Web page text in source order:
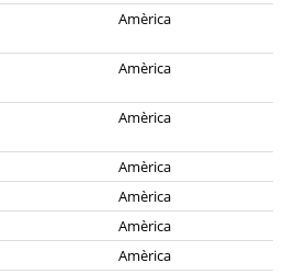
Amèrica
Amèrica
Amèrica
Amèrica
Amèrica
Amèrica
Amèrica